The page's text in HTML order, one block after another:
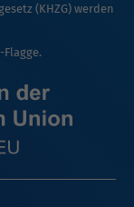
(KHZG) werden